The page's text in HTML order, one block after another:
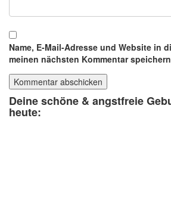
Name, E-Mail-Adresse und Website in
meinen nächsten Kommentar
Deine schöne & angstfreie
heute: